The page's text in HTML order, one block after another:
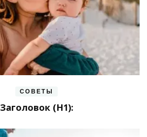
СОВЕТЫ
Заголовок (H1):